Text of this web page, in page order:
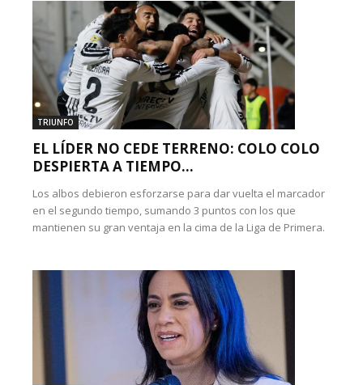
TRIUNFO
EL LÍDER NO CEDE TERRENO: COLO COLO
DESPIERTA A TIEMPO...
Los albos debieron esforzarse para dar vuelta el marcador
en el segundo tiempo, sumando 3 puntos con los que
mantienen su gran ventaja en la cima de la Liga de Primera.